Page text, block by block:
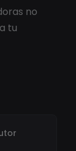
no
tu